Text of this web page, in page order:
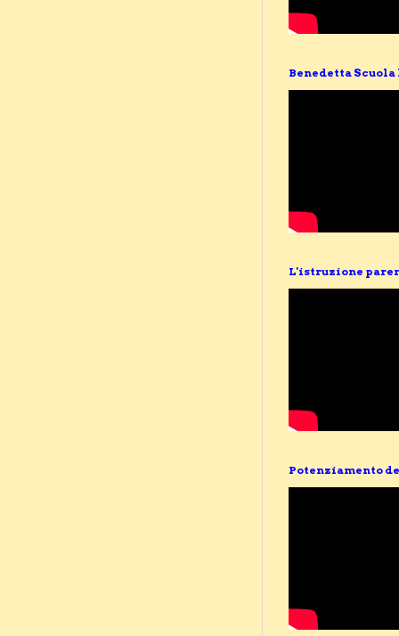
Benedetta
L'istruzione
Potenziamento